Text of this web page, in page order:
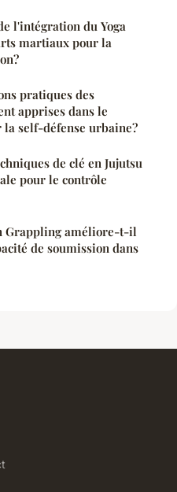
l'intégration du Yoga
martiaux pour la
pratiques des
apprises dans le
self-défense urbaine?
de clé en Jujutsu
pour le contrôle
Grappling améliore-t-il
de soumission dans